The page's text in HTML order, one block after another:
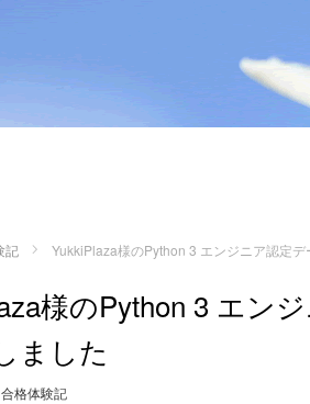
記 YukkiPlaza様のPython 3 エンジニア認定
様のPython 3 エン
ました
合格体験記